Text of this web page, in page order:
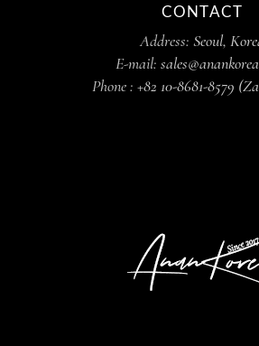
CONTACT
Address: Seoul,
E-mail:
Phone : +82 10-8681-8579